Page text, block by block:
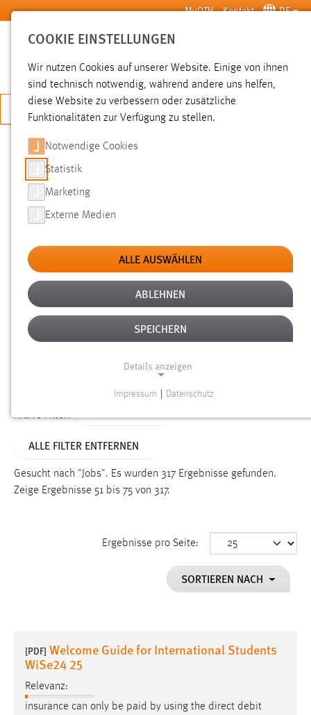
Zum Hauptinhalt springen MyOTH Kontakt DE
SUCHE
JETZT BEWERBEN
SUCHE
FILTER
Typ
Erstellungsdatum
Alter
Aktive Filter:
ALLE FILTER ENTFERNEN
Gesucht nach "Jobs". Es wurden 317 Ergebnisse gefunden.
Zeige Ergebnisse 51 bis 75 von 317.
Ergebnisse pro Seite:
SORTIEREN NACH
[PDF] Welcome Guide for International Students
WiSe24 25
Relevanz:
insurance can only be paid by using the direct debit
COOKIE EINSTELLUNGEN
Wir nutzen Cookies auf unserer Website. Einige von ihnen
sind technisch notwendig, während andere uns helfen,
diese Website zu verbessern oder zusätzliche
Funktionalitäten zur Verfügung zu stellen.
Notwendige Cookies
Statistik
Marketing
Externe Medien
ALLE AUSWÄHLEN
ABLEHNEN
SPEICHERN
Details anzeigen
Funktionen und sind für die einwandfreie Funktion der
Einverständnis
cookie_consent
Dieser Cookie speichert die ausgewählten Einverständnis-
Performance
Name:
Impressum Datenschutz